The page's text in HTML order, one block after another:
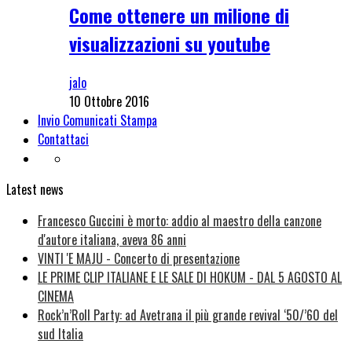
Come ottenere un milione di
visualizzazioni su youtube
jalo
10 Ottobre 2016
Invio Comunicati Stampa
Contattaci
Latest news
Francesco Guccini è morto: addio al maestro della canzone
d'autore italiana, aveva 86 anni
VINTI 'E MAJU - Concerto di presentazione
LE PRIME CLIP ITALIANE E LE SALE DI HOKUM - DAL 5 AGOSTO AL
CINEMA
Rock’n’Roll Party: ad Avetrana il più grande revival ‘50/’60 del
sud Italia